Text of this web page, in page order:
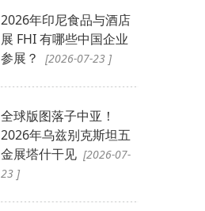
2026年印尼食品与酒店
展 FHI 有哪些中国企业
参展？
[2026-07-23 ]
全球版图落子中亚！
2026年乌兹别克斯坦五
金展塔什干见 [2026-07-
23 ]